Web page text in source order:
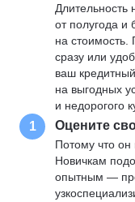
Длительность
от полугода и
на стоимость.
сразу или
ваш
на выгодных
и недорогого
1 Оцените
Потому что он
Новичкам
опытным —